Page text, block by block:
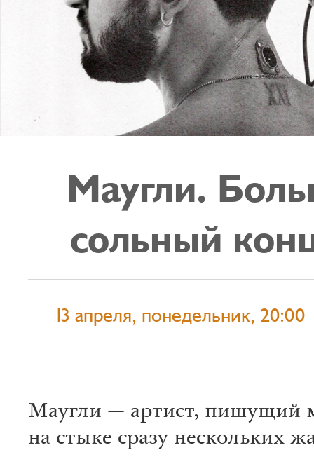
Маугли.
сольный
13 апреля, понедельник, 20:00
Маугли — артист, пишущий
на стыке сразу нескольких